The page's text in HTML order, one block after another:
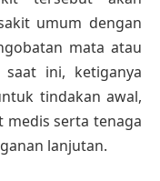
umum dengan
mata atau
ini, ketiganya
tindakan awal,
medis serta tenaga
lanjutan.